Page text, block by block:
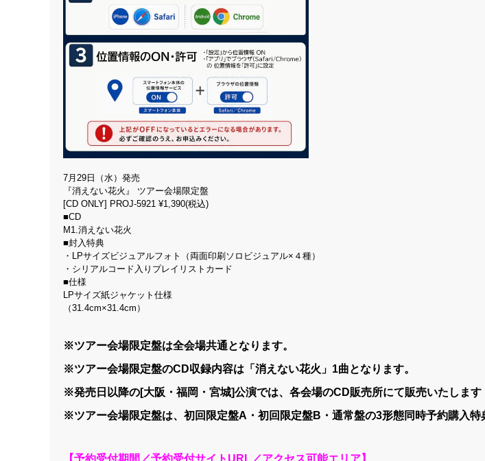
7月29日（水）発売
『消えない花火』 ツアー会場限定盤
[CD ONLY] PROJ-5921 ¥1,390(税込)
■CD
M1.消えない花火
■封入特典
・LPサイズビジュアルフォト（両面印刷ソロビジュアル×４種）
・シリアルコード入りプレイリストカード
■仕様
LPサイズ紙ジャケット仕様
（31.4cm×31.4cm）
※ツアー会場限定盤は全会場共通となります。
※ツアー会場限定盤のCD収録内容は「消えない花火」1曲となります。
※発売日以降の[大阪・福岡・宮城]公演では、各会場のCD販売所にて販売いたします
※ツアー会場限定盤は、初回限定盤A・初回限定盤B・通常盤の3形態同時予約購入特
【予約受付期間／予約受付サイトURL／アクセス可能エリア】